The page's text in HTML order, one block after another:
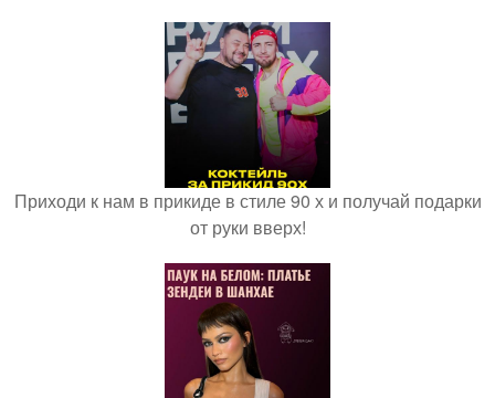
Приходи к нам в прикиде в стиле 90 х и получай подарки
от руки вверх!